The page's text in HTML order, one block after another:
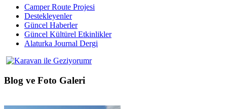
Camper Route Projesi
Destekleyenler
Güncel Haberler
Güncel Kültürel Etkinlikler
Alaturka Journal Dergi
Blog ve Foto Galeri